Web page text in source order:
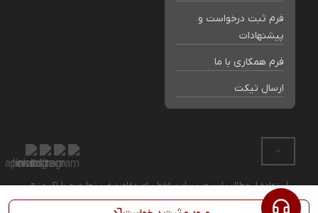
فرم ثبت درخواست و
پیشنهادات
فرم همکاری با ما
ارسال تیکت
استفاده از مطالب این وب سایت فقط برای مقاصد غیر تجاری و با ذکر منبع
بلامانع است. کلیه حقوق این سایت متعلق به فروشگاه رویا طرح می باشد.